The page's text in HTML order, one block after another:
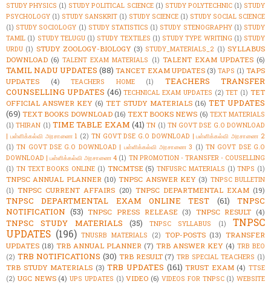
STUDY PHYSICS (1) STUDY POLITICAL SCIENCE (1) STUDY POLYTECHNIC (1) STUDY
PSYCHOLOGY (1) STUDY SANSKRIT (1) STUDY SCIENCE (1) STUDY SOCIAL SCIENCE
(1) STUDY SOCIOLOGY (1) STUDY STATISTICS (1) STUDY STENOGRAPHY (1) STUDY
TAMIL (1) STUDY TELUGU (1) STUDY TEXTILES (1) STUDY TYPE WRITING (1) STUDY
URDU (1) STUDY ZOOLOGY-BIOLOGY (3) STUDY_MATERIALS_2 (1) SYLLABUS
DOWNLOAD (6) TALENT EXAM MATERIALS (1) TALENT EXAM UPDATES (6)
TAMIL NADU UPDATES (88) TANCET EXAM UPDATES (3) TAPS (1) TAPS
UPDATES
(4) TEACHERS HOME (1)
TEACHERS TRANSFER
COUNSELLING UPDATES (46) TECHNICAL EXAM UPDATES (2) TET (1) TET
OFFICIAL ANSWER KEY (6) TET STUDY MATERIALS (16) TET UPDATES
(69) TEXT BOOKS DOWNLOAD (16) TEXT BOOKS NEWS (6) TEXT MATERIALS
(1) THIRAN (1) TIME TABLE EXAM (41) TN (1) TN GOVT DSE G.O DOWNLOAD
| பள்ளிக்கல்வி அரசாணை 1 (2) TN GOVT DSE G.O DOWNLOAD | பள்ளிக்கல்வி அரசாணை 2
(1) TN GOVT DSE G.O DOWNLOAD | பள்ளிக்கல்வி அரசாணை 3 (1) TN GOVT DSE G.O
DOWNLOAD | பள்ளிக்கல்வி அரசாணை 4 (1) TN PROMOTION - TRANSFER - COUSELLING
(1) TN TEXT BOOKS ONLINE (1) TNCMTSE (5) TNFUSRC MATERIALS (1) TNPS (1)
TNPSC ANNUAL PLANNER (10) TNPSC ANSWER KEY (3) TNPSC BULLETIN
(1) TNPSC CURRENT AFFAIRS (20) TNPSC DEPARTMENTAL EXAM (19)
TNPSC DEPARTMENTAL EXAM ONLINE TEST (61)
TNPSC
NOTIFICATION (53) TNPSC PRESS RELEASE (3) TNPSC RESULT (4)
TNPSC STUDY MATERIALS (35) TNPSC SYLLABUS (1)
TNPSC
UPDATES (196) TNUSRB MATERIALS (2) TOP-POSTS (13) TRANSFER
UPDATES (18) TRB ANNUAL PLANNER (7) TRB ANSWER KEY (4) TRB BEO
(2) TRB NOTIFICATIONS (30) TRB RESULT (7) TRB SPECIAL TEACHERS (1)
TRB STUDY MATERIALS (3) TRB UPDATES (161) TRUST EXAM (4) TTSE
(2) UGC NEWS (4) UPS UPDATES (1) VIDEO (6) VIDEOS FOR TNPSC (1) WEBSITE